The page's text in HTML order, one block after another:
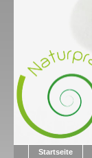
Startseite